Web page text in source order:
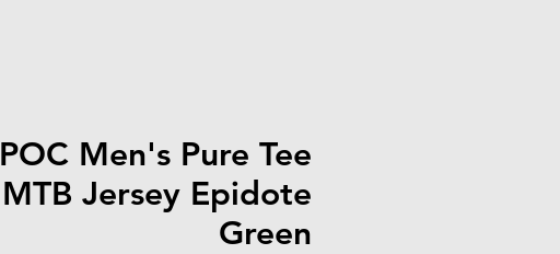
POC Men's Pure Tee
MTB Jersey Epidote
Green